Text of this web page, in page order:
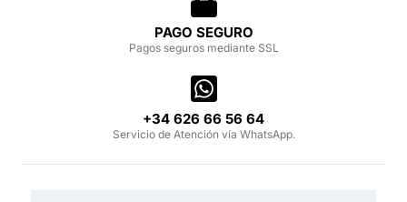
PAGO SEGURO
Pagos seguros mediante SSL
‪+34 626 66 56 64‬
Servicio de Atención vía WhatsApp.